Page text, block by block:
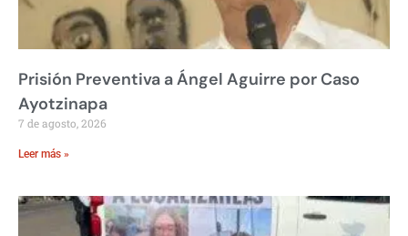
Prisión Preventiva a Ángel Aguirre por Caso
Ayotzinapa
7 de agosto, 2026
Leer más »